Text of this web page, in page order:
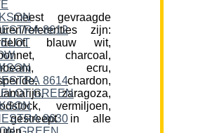
meest gevraagde
referenties zijn:
blauw wit,
charcoal,
ecru,
chardon,
zaragoza,
vermiljoen,
gestreept in alle